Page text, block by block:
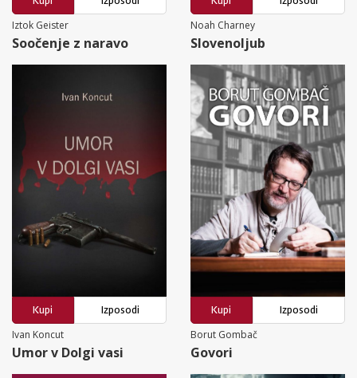
Iztok Geister
Soočenje z naravo
Noah Charney
Slovenoljub
Kupi
Izposodi
Ivan Koncut
Umor v Dolgi vasi
Kupi
Izposodi
Borut Gombač
Govori